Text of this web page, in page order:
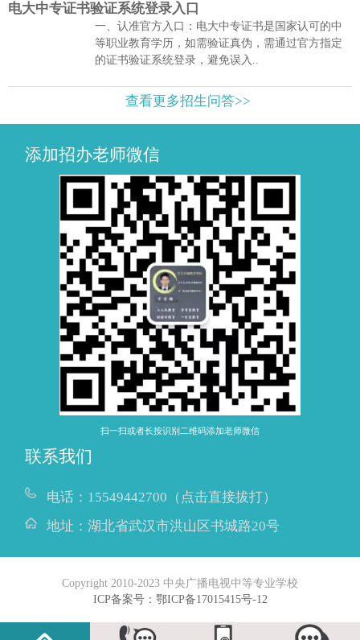
电大中专证书验证系统登录入口
一、认准官方入口：电大中专证书是国家认可的中
等职业教育学历，如需验证真伪，需通过官方指定
的证书验证系统登录，避免误入..
查看更多招生问答>>
添加招办老师微信
扫一扫或者长按识别二维码添加老师微信
联系我们
电话： 15549442700（点击直接拔打）
地址： 湖北省武汉市洪山区书城路20号
Copyright 2010-2023 中央广播电视中等专业学校
ICP备案号：鄂ICP备17015415号-12